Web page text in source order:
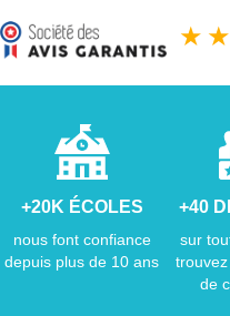
★ ★
+20K ÉCOLES
nous font confiance
depuis plus de 10 ans
+40
sur
de